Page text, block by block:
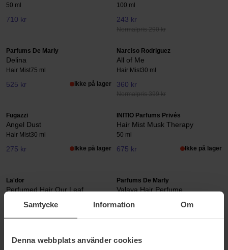
Samtycke Information Om
Denna webbplats använder cookies
50 ml
710 kr
100 ml
243 kr
Normalpris 290 kr
Parfums De Marly
Delina
Hair Mist75 ml
525 kr Ikke på lager
Narciso Rodriguez
All of Me
Hair Mist30 ml
360 kr
Normalpris 399 kr
Fugazzi
Angel Dust
Hair Mist30 ml
275 kr Ikke på lager
INITIO Parfums Privés
Hair Mist Musk Therapy
50 ml
675 kr Ikke på lager
La'dor
Perfumed Hair Our Leaf
Parfums De Marly
Valaya Hair Perfume
SACHAJUAN Sebastian Professional